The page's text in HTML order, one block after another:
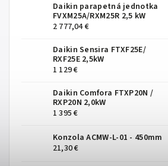
Daikin parapetná jednotka
FVXM25A/RXM25R 2,5 kW
2 777,04 €
Daikin Sensira FTXF25E/
RXF25E 2,5kW
1 129 €
Daikin Comfora FTXP20N /
RXP20N 2,0kW
1 395 €
Konzola ACMW-L-01 - 450mm
21,30 €